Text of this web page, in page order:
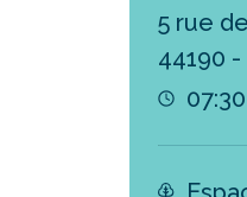
5 rue
44190 -